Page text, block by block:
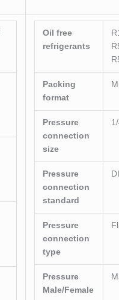
Oil free
refrigerants
Packing
format
Pressure
connection
size
Pressure
connection
standard
Pressure
connection
type
Pressure
Male/Female